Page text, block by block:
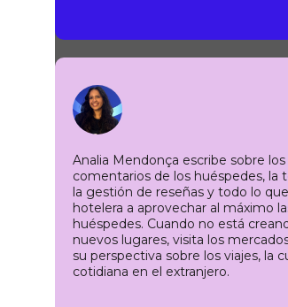
Analia Mendonça escribe sobre
comentarios de los huéspedes, la
la gestión de reseñas y todo lo
hotelera a aprovechar al máximo
huéspedes. Cuando no está
nuevos lugares, visita los
su perspectiva sobre los viajes, la
cotidiana en el extranjero.